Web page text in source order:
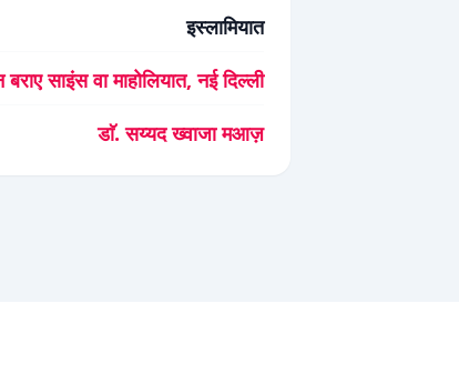
इस्लामियात
साइंस वा माहोलियात, नई दिल्ली
डाॅ. सय्यद ख्वाजा मआज़